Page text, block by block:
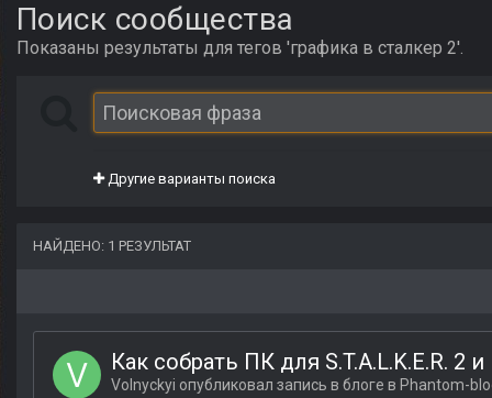
Поиск сообщества
Показаны результаты для тегов 'графика в сталкер 2'.
Другие варианты поиска
НАЙДЕНО: 1 РЕЗУЛЬТАТ
Как собрать ПК для S.T.A.L.K.E.R. 2
Volnyckyi опубликовал запись в блоге в Phantom-